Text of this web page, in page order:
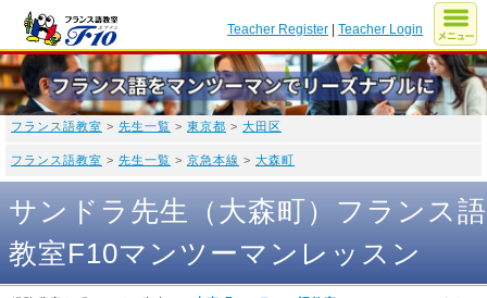
Teacher Register |Teacher Login
フランス語教室 > 先生一覧 > 東京都 > 大田区
フランス語教室 > 先生一覧 > 京急本線 > 大森町
サンドラ先生（大森町）フランス語
教室F10マンツーマンレッスン